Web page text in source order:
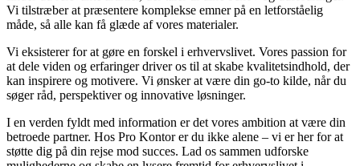
Vi tilstræber at præsentere komplekse emner på en letforståelig
måde, så alle kan få glæde af vores materialer.
Vi eksisterer for at gøre en forskel i erhvervslivet. Vores passion for
at dele viden og erfaringer driver os til at skabe kvalitetsindhold, der
kan inspirere og motivere. Vi ønsker at være din go-to kilde, når du
søger råd, perspektiver og innovative løsninger.
I en verden fyldt med information er det vores ambition at være din
betroede partner. Hos Pro Kontor er du ikke alene – vi er her for at
støtte dig på din rejse mod succes. Lad os sammen udforske